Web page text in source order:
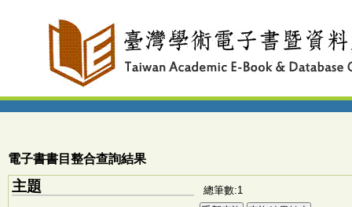
電子書書目整合查詢結果
主題 總筆數:1